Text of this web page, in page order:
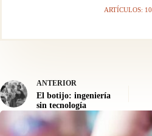
ARTÍCULOS: 10
ANTERIOR
El botijo: ingeniería
sin tecnología